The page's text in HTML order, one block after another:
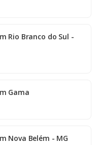
Rio Branco do Sul -
Gama
Nova Belém - MG